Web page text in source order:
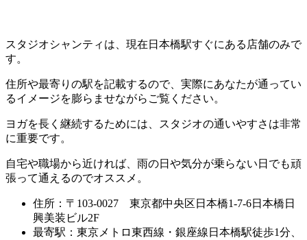
スタジオシャンティは、 現在日本橋駅すぐにある店舗のみで
す。
住所や最寄りの駅を記載するので、実際にあなたが通ってい
るイメージを膨らませながらご覧ください。
ヨガを長く継続するためには、スタジオの通いやすさは非常
に重要です。
自宅や職場から近ければ、雨の日や気分が乗らない日でも頑
張って通えるのでオススメ。
住所：〒103-0027 東京都中央区日本橋1-7-6日本橋日
興美装ビル2F
最寄駅：東京メトロ東西線・銀座線日本橋駅徒歩1分、